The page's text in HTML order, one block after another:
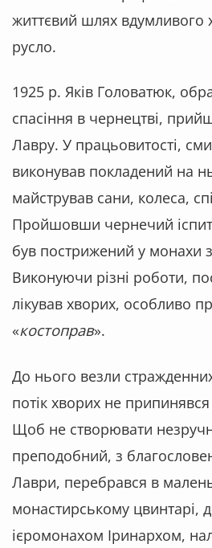
життєвий шлях вдумливого
русло.
1925 р. Яків Головатюк,
спасіння в чернецтві,
Лавру. У працьовитості,
виконував покладений на
майстрував сани, колеса,
Пройшовши чернечий
був пострижений у монахи
Виконуючи різні роботи,
лікував хворих, особливо
«костоправ».
До нього везли стражденних
потік хворих не припинявся
Щоб не створювати
преподобний, з
Лаври, перебрався в
монастирському цвинтарі,
ієромонахом Іринархом,